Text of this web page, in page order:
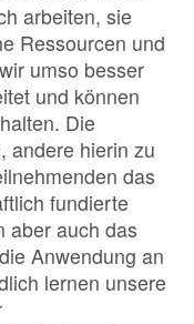
arbeiten, sie
Ressourcen und
umso besser
und können
Die
andere hierin zu
das
fundierte
aber auch das
Anwendung an
lernen unsere